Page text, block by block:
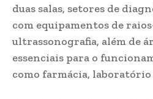
duas salas, setores de
com equipamentos de
ultrassonografia, além de
essenciais para o
como farmácia,